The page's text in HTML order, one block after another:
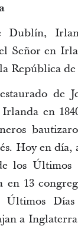
Dublín,
Señor en
República
de
en
Hoy en día,
los Últimos
13
Últimos
a